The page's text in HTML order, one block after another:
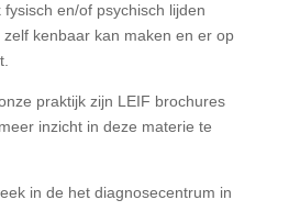
en/of psychisch lijden
kenbaar kan maken en er op
praktijk zijn LEIF brochures
inzicht in deze materie te
in de het diagnosecentrum in